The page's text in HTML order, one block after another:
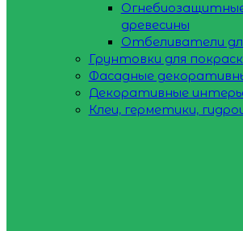
древесины
Отбеливатели
Грунтовки для
Фасадные
Декоративные
Клеи, герметики,